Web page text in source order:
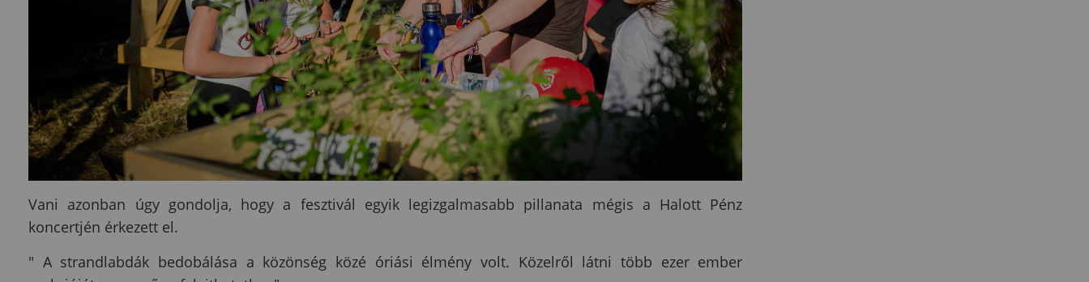
Vani azonban úgy gondolja, hogy a fesztivál egyik legizgalmasabb pillanata mégis a Halott Pénz
koncertjén érkezett el.
" A strandlabdák bedobálása a közönség közé óriási élmény volt. Közelről látni több ezer ember